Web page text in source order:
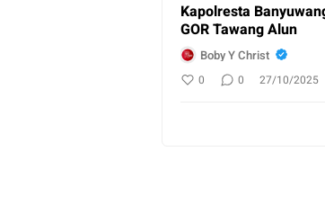
Kapolresta
GOR Tawang Alun
Boby Y Christ
0 0 27/10/2025